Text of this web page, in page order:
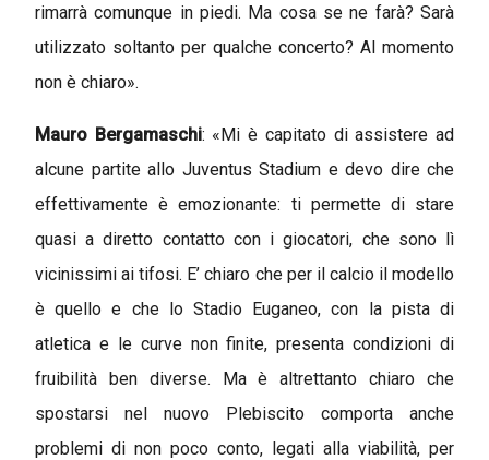
rimarrà comunque in piedi. Ma cosa se ne farà? Sarà
utilizzato soltanto per qualche concerto? Al momento
non è chiaro».
Mauro Bergamaschi: «Mi è capitato di assistere ad
alcune partite allo Juventus Stadium e devo dire che
effettivamente è emozionante: ti permette di stare
quasi a diretto contatto con i giocatori, che sono lì
vicinissimi ai tifosi. E’ chiaro che per il calcio il modello
è quello e che lo Stadio Euganeo, con la pista di
atletica e le curve non finite, presenta condizioni di
fruibilità ben diverse. Ma è altrettanto chiaro che
spostarsi nel nuovo Plebiscito comporta anche
problemi di non poco conto, legati alla viabilità, per